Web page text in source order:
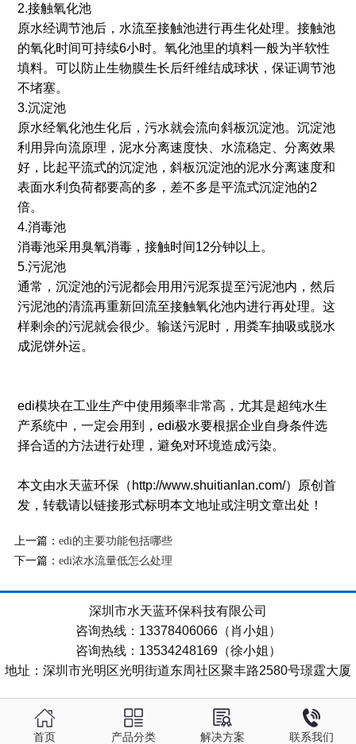
2.接触氧化池
原水经调节池后，水流至接触池进行再生化处理。接触池
的氧化时间可持续6小时。氧化池里的填料一般为半软性
填料。可以防止生物膜生长后纤维结成球状，保证调节池
不堵塞。
3.沉淀池
原水经氧化池生化后，污水就会流向斜板沉淀池。沉淀池
利用异向流原理，泥水分离速度快、水流稳定、分离效果
好，比起平流式的沉淀池，斜板沉淀池的泥水分离速度和
表面水利负荷都要高的多，差不多是平流式沉淀池的2
倍。
4.消毒池
消毒池采用臭氧消毒，接触时间12分钟以上。
5.污泥池
通常，沉淀池的污泥都会用用污泥泵提至污泥池内，然后
污泥池的清流再重新回流至接触氧化池内进行再处理。这
样剩余的污泥就会很少。输送污泥时，用粪车抽吸或脱水
成泥饼外运。
edi模块在工业生产中使用频率非常高，尤其是超纯水生
产系统中，一定会用到，edi极水要根据企业自身条件选
择合适的方法进行处理，避免对环境造成污染。
本文由水天蓝环保（http://www.shuitianlan.com/）原创首
发，转载请以链接形式标明本文地址或注明文章出处！
上一篇： edi的主要功能包括哪些
下一篇： edi浓水流量低怎么处理
深圳市水天蓝环保科技有限公司
咨询热线：13378406066（肖小姐）
咨询热线：13534248169（徐小姐）
地址：深圳市光明区光明街道东周社区聚丰路2580号璟霆大厦
首页 产品分类 解决方案 联系我们